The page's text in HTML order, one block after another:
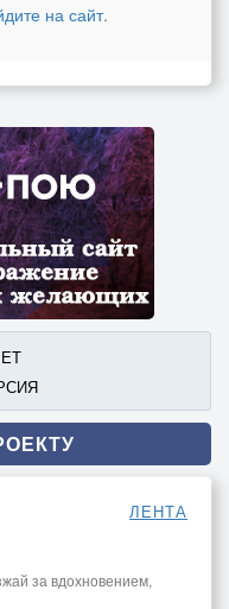
на сайт.
ЛЕНТА
за вдохновением,